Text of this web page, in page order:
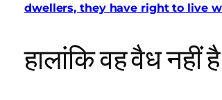
dwellers, they have right to live
हालांकि वह वैध नहीं